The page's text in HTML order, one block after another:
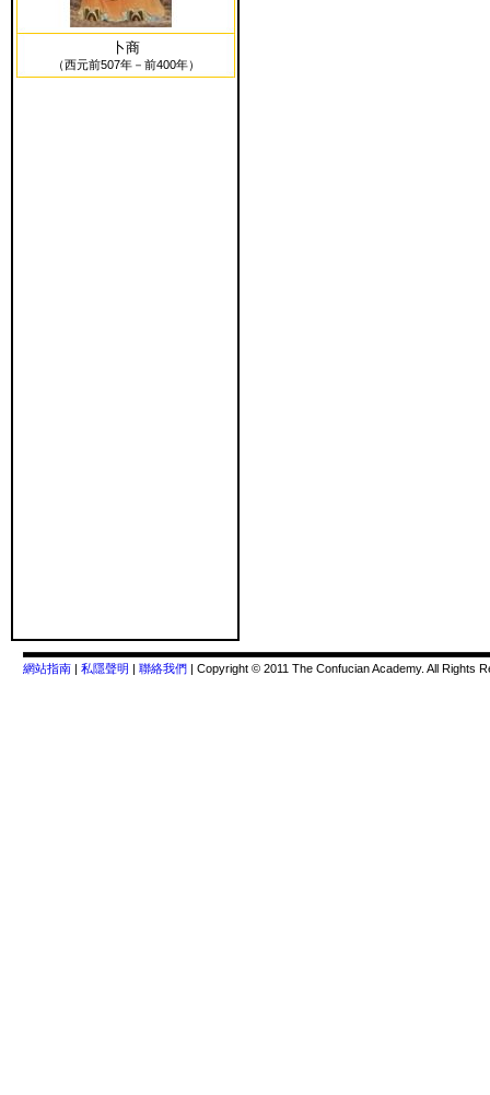
卜商
（西元前507年－前400年）
網站指南 | 私隱聲明 | 聯絡我們 | Copyright © 2011 The Confucian Academy. All Rights